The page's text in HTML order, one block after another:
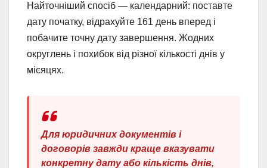
Найточніший спосіб — календарний: поставте
дату початку, відрахуйте 161 день вперед і
побачите точну дату завершення. Жодних
округлень і похибок від різної кількості днів у
місяцях.
Для юридичних документів і
договорів завжди краще вказувати
конкретну дату або кількість днів,